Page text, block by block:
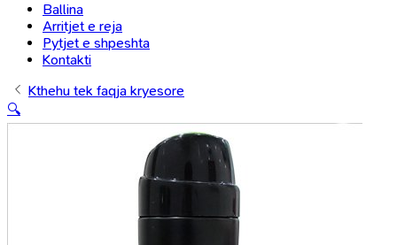
Ballina
Arritjet e reja
Pytjet e shpeshta
Kontakti
Kthehu tek faqja kryesore
🔍